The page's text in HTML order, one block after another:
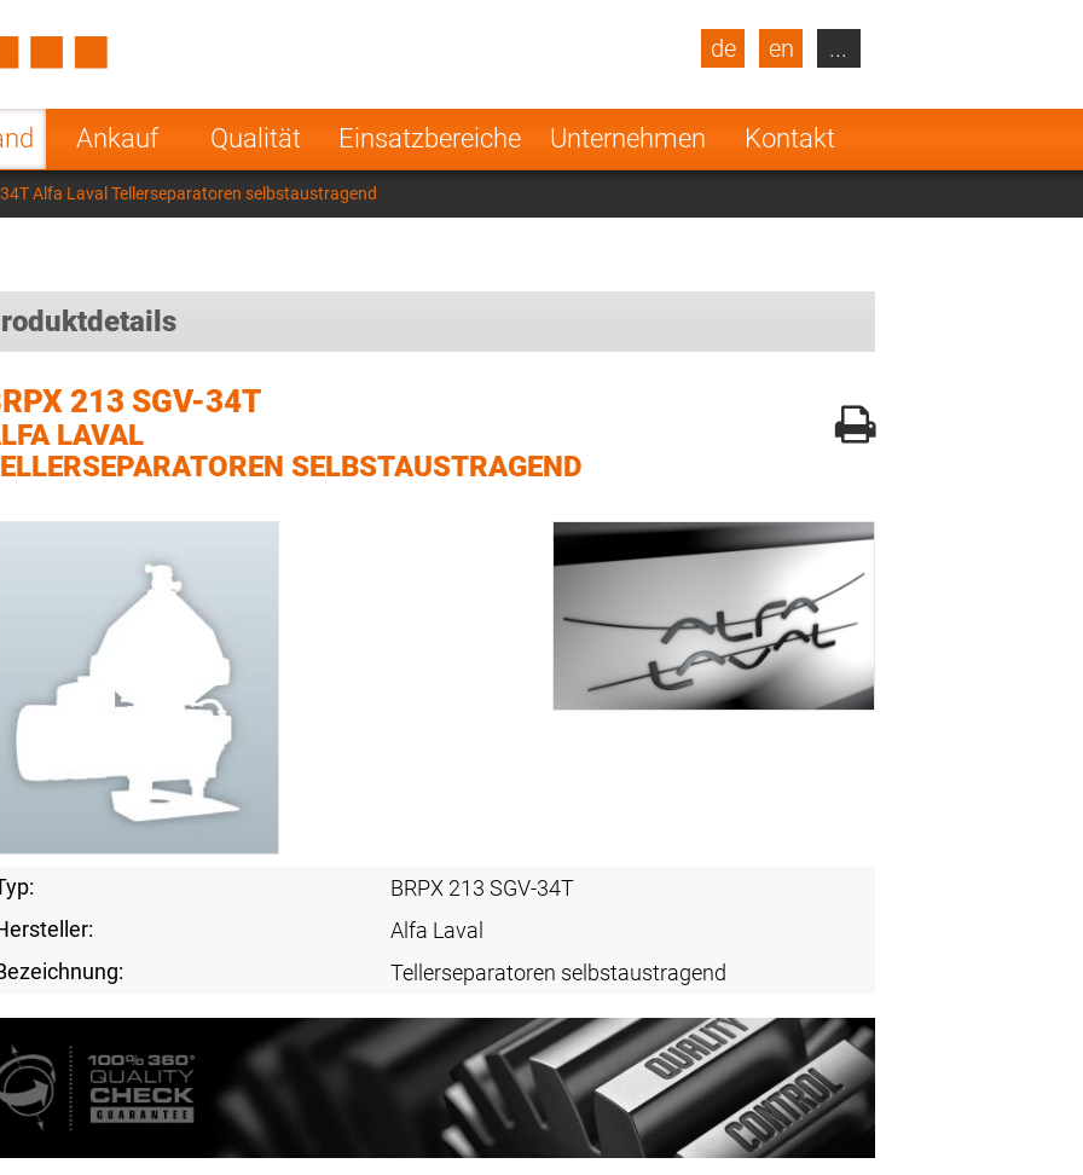
Ankauf Qualität Einsatzbereiche Unternehmen Kontakt
de en
Turkey
Poland Norway
Netherlands
India
...
34T Alfa Laval Tellerseparatoren selbstaustragend
213 SGV-34T
LAVAL
SELBSTAUSTRAGEND
BRPX 213 SGV-34T
Alfa Laval
Tellerseparatoren selbstaustragend